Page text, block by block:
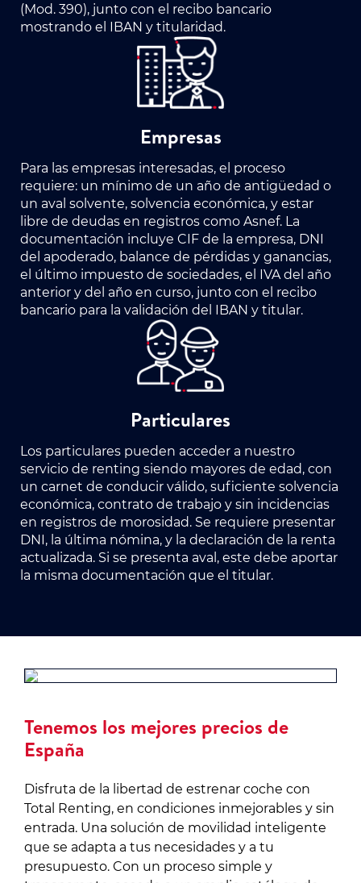
(Mod. 390), junto con el recibo bancario
mostrando el IBAN y titularidad.
Empresas
Para las empresas interesadas, el proceso
requiere: un mínimo de un año de antigüedad o
un aval solvente, solvencia económica, y estar
libre de deudas en registros como Asnef. La
documentación incluye CIF de la empresa, DNI
del apoderado, balance de pérdidas y ganancias,
el último impuesto de sociedades, el IVA del año
anterior y del año en curso, junto con el recibo
bancario para la validación del IBAN y titular.
Particulares
Los particulares pueden acceder a nuestro
servicio de renting siendo mayores de edad, con
un carnet de conducir válido, suficiente solvencia
económica, contrato de trabajo y sin incidencias
en registros de morosidad. Se requiere presentar
DNI, la última nómina, y la declaración de la renta
actualizada. Si se presenta aval, este debe aportar
la misma documentación que el titular.
Tenemos los mejores precios de
España
Disfruta de la libertad de estrenar coche con
Total Renting, en condiciones inmejorables y sin
entrada. Una solución de movilidad inteligente
que se adapta a tus necesidades y a tu
presupuesto. Con un proceso simple y